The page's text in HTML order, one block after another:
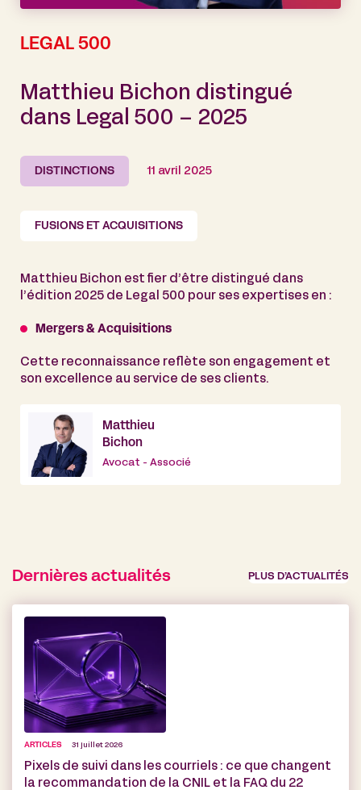
LEGAL 500
Matthieu Bichon distingué
dans Legal 500 – 2025
DISTINCTIONS 11 avril 2025
FUSIONS ET ACQUISITIONS
Matthieu Bichon est fier d’être distingué dans
l’édition 2025 de Legal 500 pour ses expertises en :
Mergers & Acquisitions
Cette reconnaissance reflète son engagement et
son excellence au service de ses clients.
Matthieu
Bichon
Avocat - Associé
Dernières actualités PLUS D’ACTUALITÉS
ARTICLES 31 juillet 2026
Pixels de suivi dans les courriels : ce que changent
la recommandation de la CNIL et la FAQ du 22